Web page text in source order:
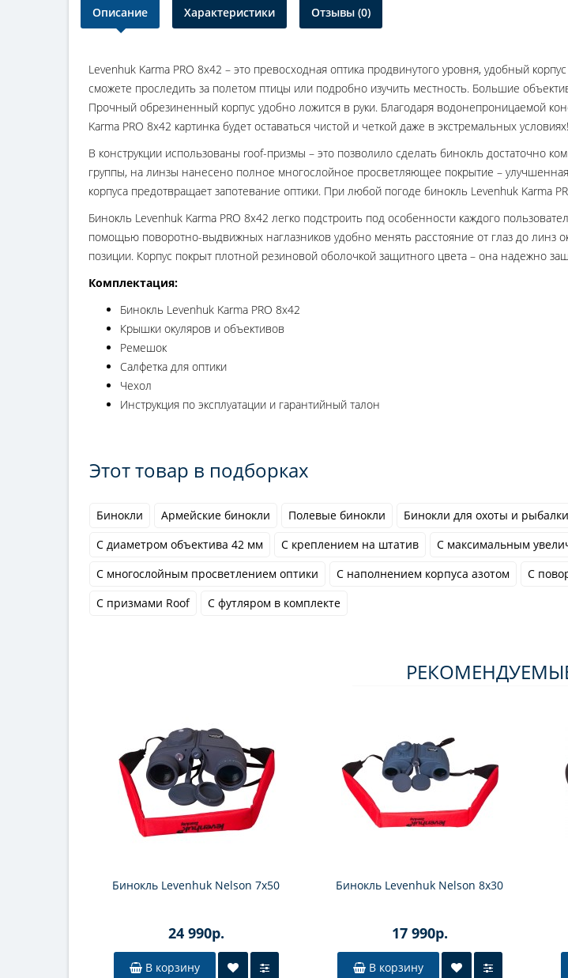
Описание Характеристики Отзывы (0)
Levenhuk Karma PRO 8x42 – это превосходная оптика продвинутого уровня, удобный
сможете проследить за полетом птицы или подробно изучить местность. Большие
Прочный обрезиненный корпус удобно ложится в руки. Благодаря водонепроницаемой
Karma PRO 8x42 картинка будет оставаться чистой и четкой даже в экстремальных условиях!
В конструкции использованы roof-призмы – это позволило сделать бинокль достаточно
группы, на линзы нанесено полное многослойное просветляющее покрытие –
корпуса предотвращает запотевание оптики. При любой погоде бинокль Levenhuk Karma
Бинокль Levenhuk Karma PRO 8x42 легко подстроить под особенности каждого
помощью поворотно-выдвижных наглазников удобно менять расстояние от глаз до линз
позиции. Корпус покрыт плотной резиновой оболочкой защитного цвета – она надежно
Комплектация:
Бинокль Levenhuk Karma PRO 8x42
Крышки окуляров и объективов
Ремешок
Салфетка для оптики
Чехол
Инструкция по эксплуатации и гарантийный талон
Этот товар в подборках
Бинокли Армейские бинокли Полевые бинокли Бинокли для охоты и рыбалки
С диаметром объектива 42 мм
С креплением на штатив С максимальным
С многослойным просветлением оптики
С наполнением корпуса азотом С
С призмами Roof
С футляром в комплекте
Бинокль Levenhuk Nelson 7x50
24 990р.
В корзину
Бинокль Levenhuk Nelson 8x30
17 990р.
В корзину